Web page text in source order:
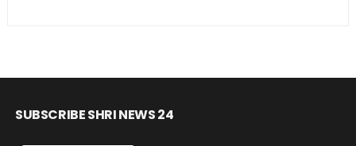
SUBSCRIBE SHRI NEWS 24